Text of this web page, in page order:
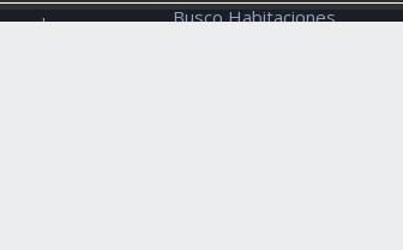
con las que
Busco Habitaciones